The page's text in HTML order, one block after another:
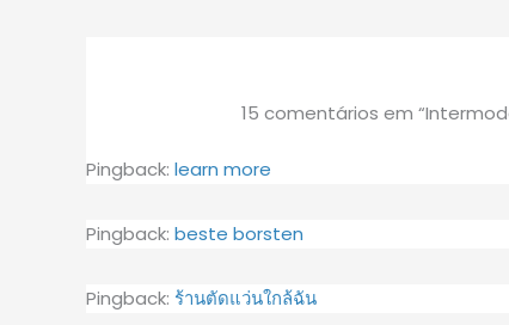
15 comentários em
Pingback: learn more
Pingback: beste borsten
Pingback: ร้านตัดแว่นใกล้ฉัน